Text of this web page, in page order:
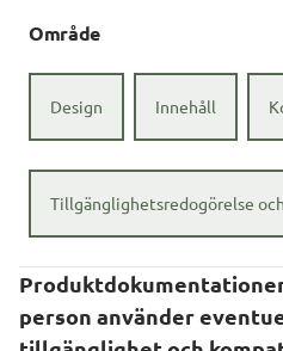
Område
Design Innehåll
Tillgänglighetsredogörelse
person använder